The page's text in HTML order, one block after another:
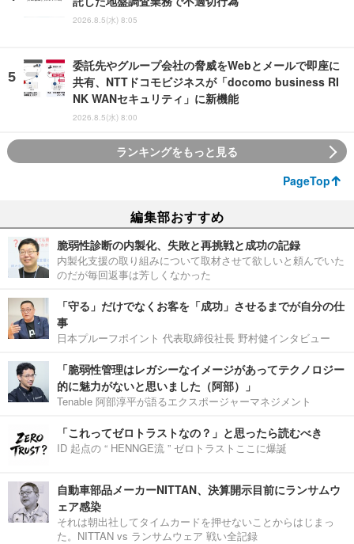
2026.8.5(水) 8:05
委託先やグループ会社の脅威をWebとメールで即座に
共有、NTTドコモビジネスが「docomo business RI
NK WANセキュリティ」に新機能
2026.8.5(水) 8:00
ランキングをもっと見る
PageTop
編集部おすすめ
脆弱性診断の内製化、失敗と再挑戦と成功の記録
内製化支援の取り組みについて取材させて欲しいと頼んでいた
のだが毎回返事は芳しくなかった
「守る」だけでなくお客を「成功」させるまでが自分の仕
事
日本プルーフポイント 代表取締役社長 野村健インタビュー
「脆弱性管理はレガシーなイメージがあってテクノロジー
的に魅力がないと思いました（阿部）」
Tenable 阿部淳平が語るエクスポージャーマネジメント
「これってゼロトラストなの？」と思ったら読むべき
ID 起点の “ HENNGE流 ” ゼロトラストここに爆誕
自動車部品メーカーNITTAN、決算開示目前にランサムウ
ェア感染
それは朝出社してタイムカードを押せないことからはじまっ
た。NITTAN vs ランサムウェア 戦い全記録